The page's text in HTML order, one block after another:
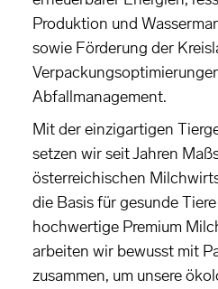
Produktion und
sowie Förderung der
Abfallmanagement.
Mit der einzigartigen
setzen wir seit Jahren
österreichischen
die Basis für gesunde
hochwertige Premium
arbeiten wir bewusst mit
zusammen, um unsere